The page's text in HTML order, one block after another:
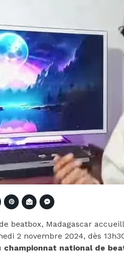
beatbox, Madagascar
2 novembre 2024, dès
championnat national de